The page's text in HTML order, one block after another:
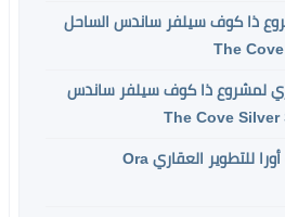
ذا كوف سيلفر ساندس الساحل
لمشروع ذا كوف سيلفر ساندس
مشاريع أخرى لشركة أورا للتطوير العقاري Ora